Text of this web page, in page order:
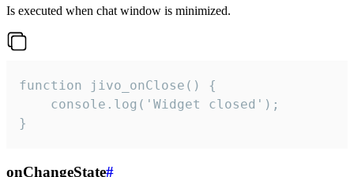
Is executed when chat window is minimized.
function jivo_onClose() {
    console.log('Widget closed');
}
onChangeState#